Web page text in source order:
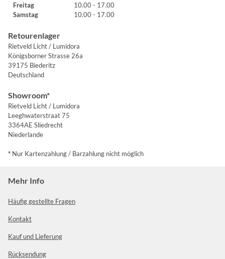
Freitag
10.00 - 17.00
Samstag
10.00 - 17.00
Retourenlager
Rietveld Licht / Lumidora
Königsborner Strasse 26a
39175 Biederitz
Deutschland
Showroom*
Rietveld Licht / Lumidora
Leeghwaterstraat 75
3364AE Sliedrecht
Niederlande
* Nur Kartenzahlung / Barzahlung nicht möglich
Mehr Info
Häufig gestellte Fragen
Kontakt
Kauf und Lieferung
Rücksendung